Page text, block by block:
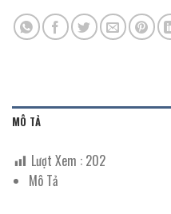
MÔ TẢ
Lượt Xem : 202
Mô Tả